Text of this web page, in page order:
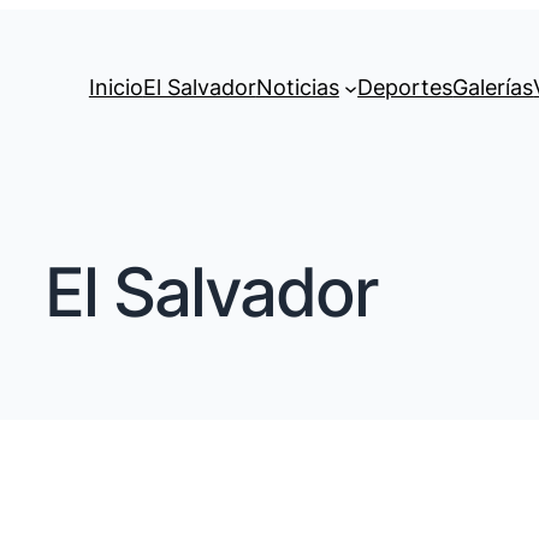
InicioEl SalvadorNoticias DeportesGalerías
El Salvador